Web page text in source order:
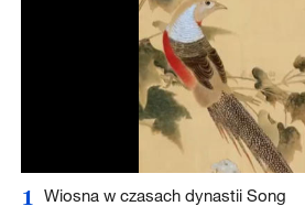
1 Wiosna w czasach dynastii Song